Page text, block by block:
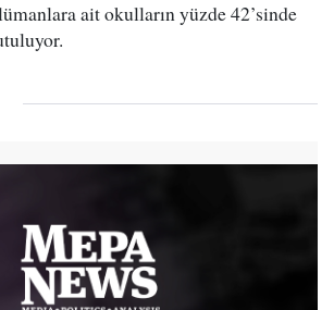
ait okulların yüzde 42’sinde